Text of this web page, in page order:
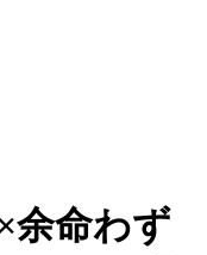
余命わず